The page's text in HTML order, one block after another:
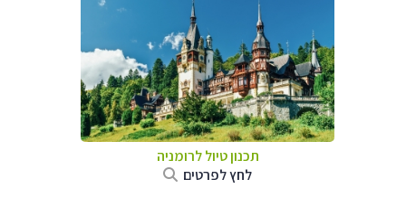
תכנון טיול לרומניה
לחץ לפרטים